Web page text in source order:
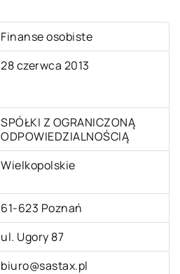
Finanse osobiste
28 czerwca 2013
SPÓŁKI Z OGRANICZONĄ
ODPOWIEDZIALNOŚCIĄ
Wielkopolskie
61-623 Poznań
ul. Ugory 87
biuro@sastax.pl